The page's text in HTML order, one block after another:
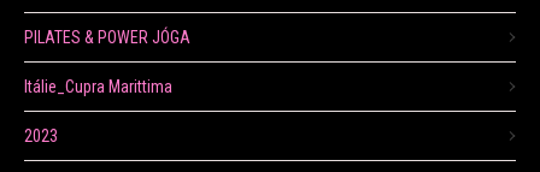
PILATES & POWER JÓGA
Itálie_Cupra Marittima
2023